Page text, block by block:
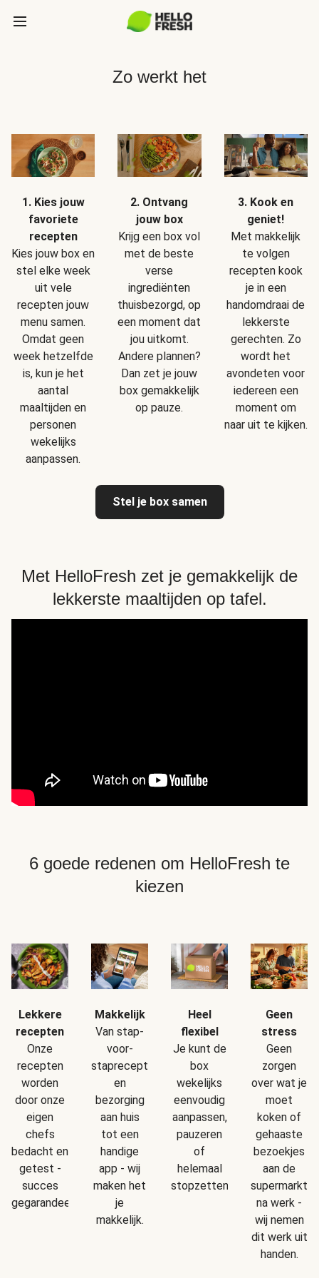
Zo werkt het
1. Kies jouw
favoriete
recepten
Kies jouw box en
stel elke week
uit vele
recepten jouw
menu samen.
Omdat geen
week hetzelfde
is, kun je het
aantal
maaltijden en
personen
wekelijks
aanpassen.
2. Ontvang
jouw box
Krijg een box vol
met de beste
verse
ingrediënten
thuisbezorgd, op
een moment dat
jou uitkomt.
Andere plannen?
Dan zet je jouw
box gemakkelijk
op pauze.
3. Kook en
geniet!
Met makkelijk
te volgen
recepten kook
je in een
handomdraai de
lekkerste
gerechten. Zo
wordt het
avondeten voor
iedereen een
moment om
naar uit te kijken.
Stel je box samen
Met HelloFresh zet je gemakkelijk de
lekkerste maaltijden op tafel.
6 goede redenen om HelloFresh te
kiezen
Lekkere
recepten
Onze
recepten
worden
door onze
eigen
chefs
bedacht en
getest -
succes
gegarandeerd!
Makkelijk
Van stap-
voor-
staprecepten
en
bezorging
aan huis
tot een
handige
app - wij
maken het
je
makkelijk.
Heel
flexibel
Je kunt de
box
wekelijks
eenvoudig
aanpassen,
pauzeren
of
helemaal
stopzetten.
Geen
stress
Geen
zorgen
over wat je
moet
koken of
gehaaste
bezoekjes
aan de
supermarkt
na werk -
wij nemen
dit werk uit
handen.